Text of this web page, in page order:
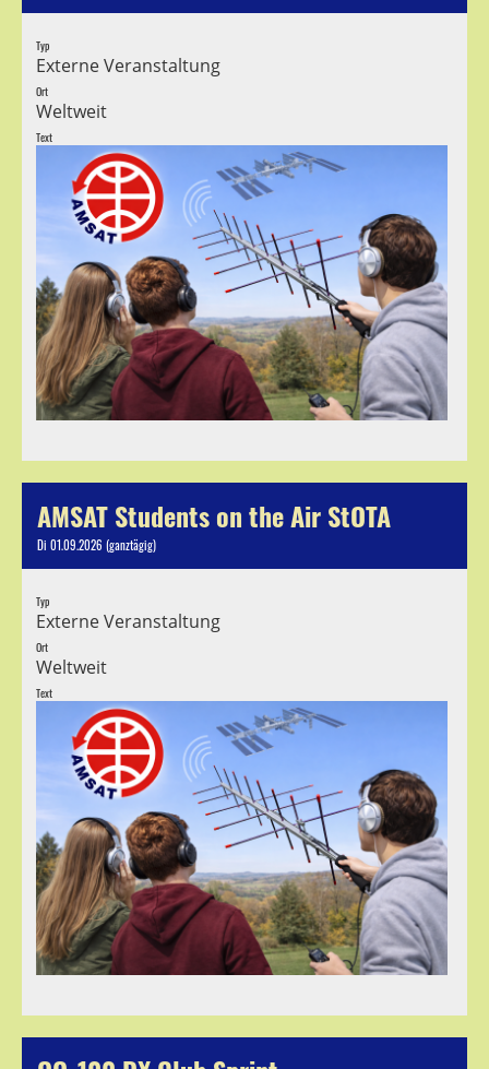
Typ
Externe Veranstaltung
Ort
Weltweit
Text
AMSAT Students on the Air StOTA
Di 01.09.2026 (ganztägig)
Typ
Externe Veranstaltung
Ort
Weltweit
Text